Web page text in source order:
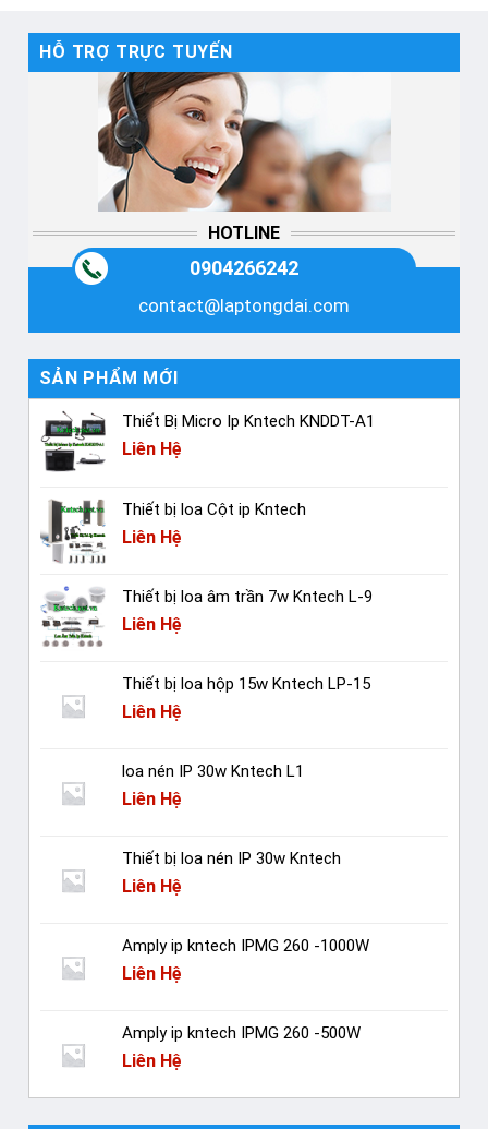
HỖ TRỢ TRỰC TUYẾN
HOTLINE
0904266242
contact@laptongdai.com
SẢN PHẨM MỚI
Thiết Bị Micro Ip Kntech KNDDT-A1
Liên Hệ
Thiết bị loa Cột ip Kntech
Liên Hệ
Thiết bị loa âm trần 7w Kntech L-9
Liên Hệ
Thiết bị loa hộp 15w Kntech LP-15
Liên Hệ
loa nén IP 30w Kntech L1
Liên Hệ
Thiết bị loa nén IP 30w Kntech
Liên Hệ
Amply ip kntech IPMG 260 -1000W
Liên Hệ
Amply ip kntech IPMG 260 -500W
Liên Hệ